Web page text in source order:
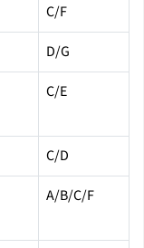
C/F
D/G
C/E
C/D
A/B/C/F